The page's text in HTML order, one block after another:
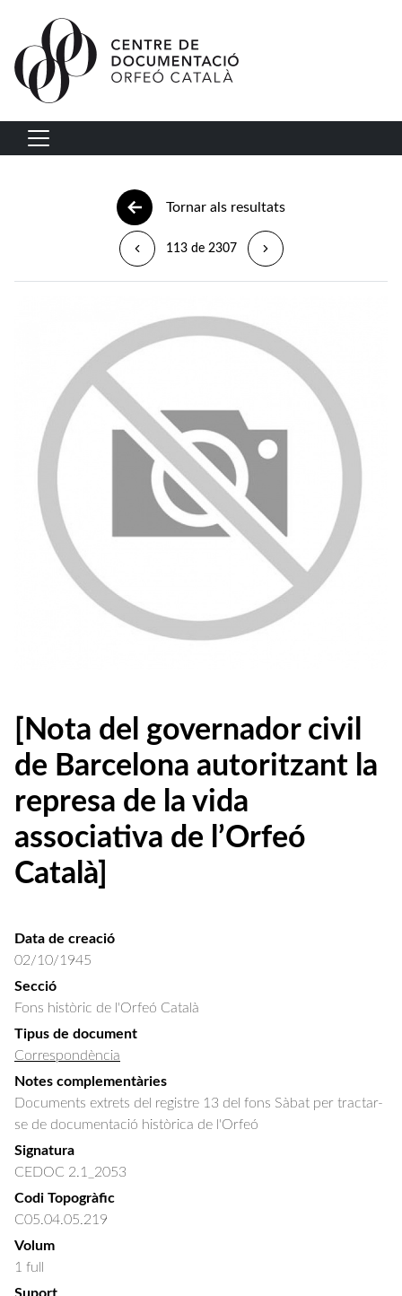
Vés al contingut
Navegació principal
Tornar als resultats
113 de 2307
[Nota del governador civil
de Barcelona autoritzant la
represa de la vida
associativa de l’Orfeó
Català]
Data de creació
02/10/1945
Secció
Fons històric de l'Orfeó Català
Tipus de document
Correspondència
Notes complementàries
Documents extrets del registre 13 del fons Sàbat per tractar-
se de documentació històrica de l'Orfeó
Signatura
CEDOC 2.1_2053
Codi Topogràfic
C05.04.05.219
Volum
1 full